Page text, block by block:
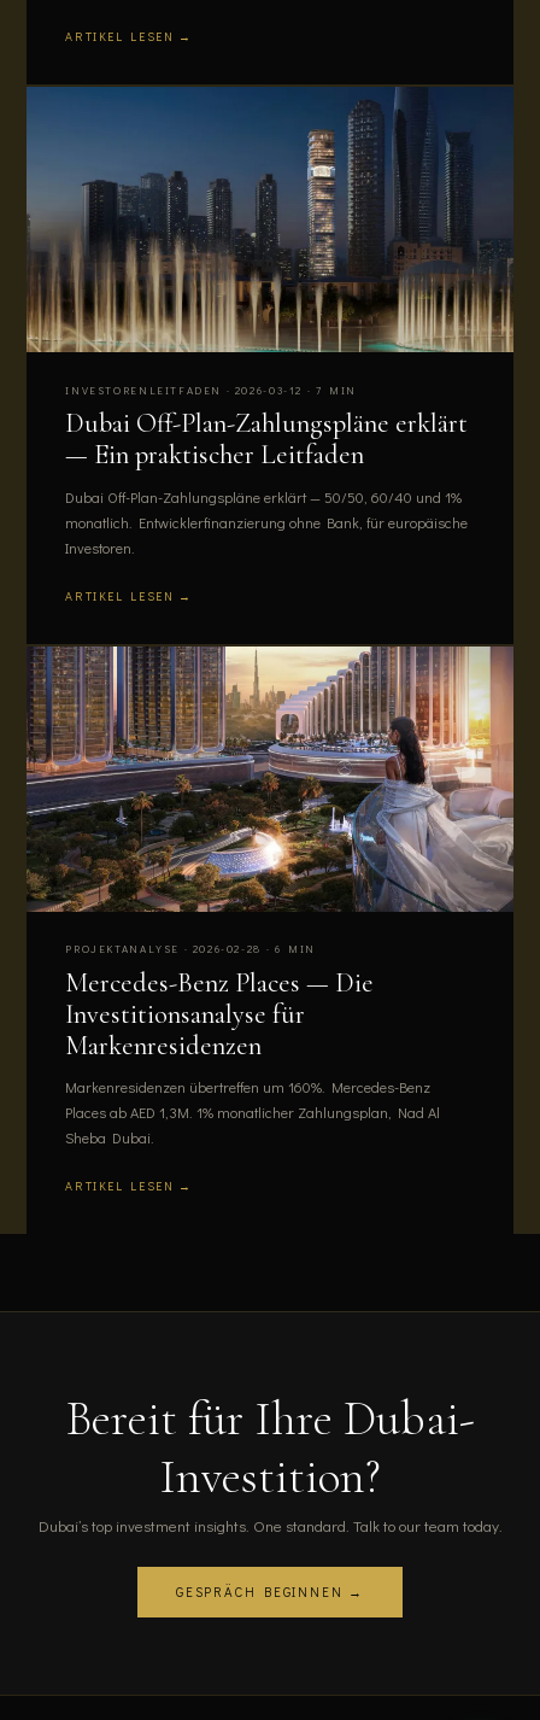
ARTIKEL LESEN →
INVESTORENLEITFADEN · 2026-03-12 · 7 MIN
Dubai Off-Plan-Zahlungspläne erklärt
— Ein praktischer Leitfaden
Dubai Off-Plan-Zahlungspläne erklärt — 50/50, 60/40 und 1%
monatlich. Entwicklerfinanzierung ohne Bank, für europäische
Investoren.
ARTIKEL LESEN →
PROJEKTANALYSE · 2026-02-28 · 6 MIN
Mercedes-Benz Places — Die
Investitionsanalyse für
Markenresidenzen
Markenresidenzen übertreffen um 160%. Mercedes-Benz
Places ab AED 1,3M. 1% monatlicher Zahlungsplan, Nad Al
Sheba Dubai.
ARTIKEL LESEN →
Bereit für Ihre Dubai-
Investition?
Dubai’s top investment insights. One standard. Talk to our team today.
GESPRÄCH BEGINNEN →